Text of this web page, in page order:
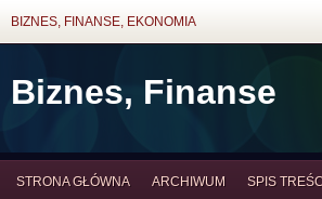
BIZNES, FINANSE, EKONOMIA
Biznes, Finanse
STRONA GŁÓWNA ARCHIWUM SPIS